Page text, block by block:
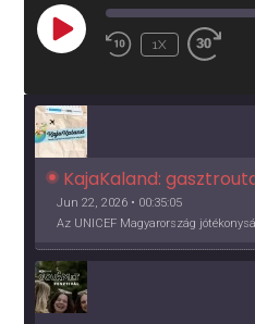
PLAY
EPISODE
1X
KajaKaland:
Jun 22, 2026 • 00:35:05